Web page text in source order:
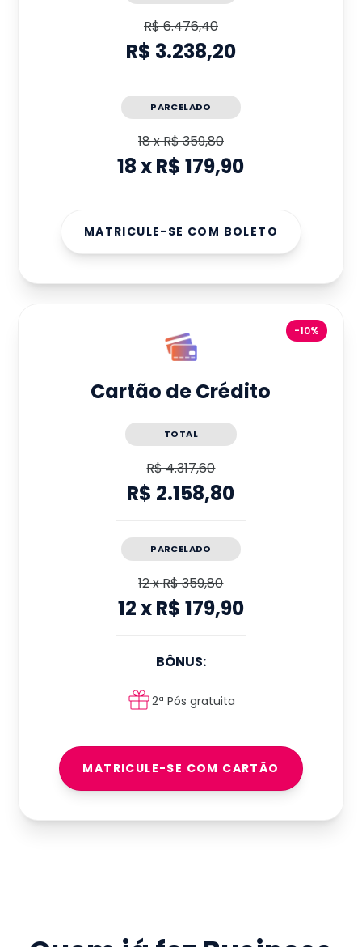
R$ 6.476,40
R$ 3.238,20
PARCELADO
18xR$ 359,80
18xR$ 179,90
MATRICULE-SE COM BOLETO
-10%
Cartão de Crédito
TOTAL
R$ 4.317,60
R$ 2.158,80
PARCELADO
12xR$ 359,80
12xR$ 179,90
BÔNUS:
2ª Pós gratuita
MATRICULE-SE COM CARTÃO